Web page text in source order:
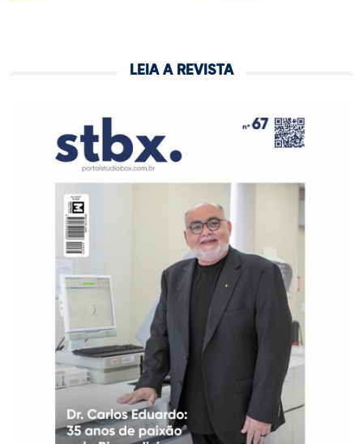
LEIA A REVISTA